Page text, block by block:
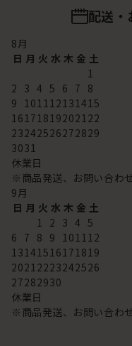
配送・
8月
日 月 火 水 木 金 土
1
2 3 4 5 6 7 8
9 101112131415
16171819202122
23242526272829
3031
休業日
※商品発送、お問い合わせ
9月
日 月 火 水 木 金 土
1 2 3 4 5
6 7 8 9 101112
13141516171819
20212223242526
27282930
休業日
※商品発送、お問い合わせ